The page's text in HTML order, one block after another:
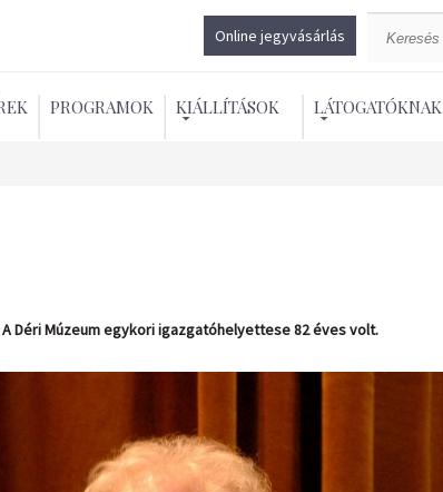
Online jegyvásárlás
PROGRAMOK KIÁLLÍTÁSOK LÁTOGATÓKNAK
Déri Múzeum egykori igazgatóhelyettese 82 éves volt.